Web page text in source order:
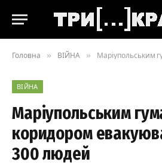
Головна » ВІЙНА » Маріупольським
ВІЙНА
Маріупольським
коридором
300 людей